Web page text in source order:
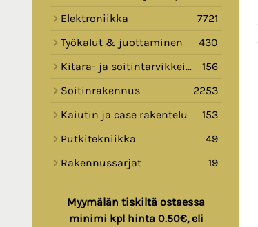
Elektroniikka
7721
Työkalut & juottaminen
430
Kitara- ja soitintarvikkeita
156
Soitinrakennus
2253
Kaiutin ja case rakentelu
153
Putkitekniikka
49
Rakennussarjat
19
Myymälän tiskiltä ostaessa
minimi kpl hinta 0.50€, eli